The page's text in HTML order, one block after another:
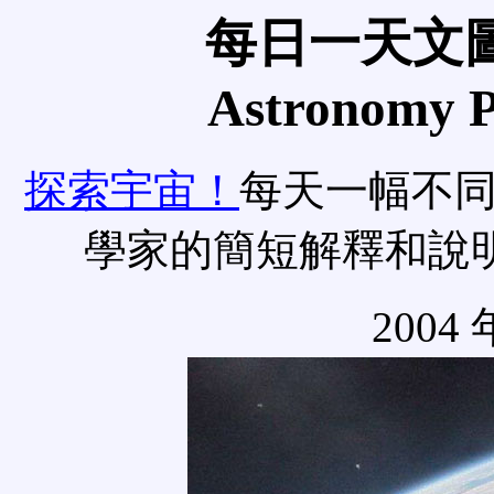
每日一天文
Astronomy
探索宇宙！ 每天一幅不
學家的簡短解釋和說
2004